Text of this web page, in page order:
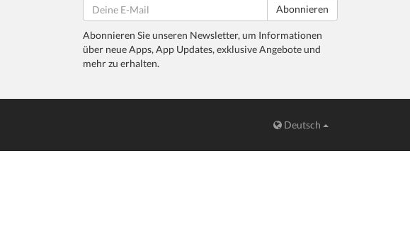
Abonnieren
Abonnieren Sie unseren Newsletter, um Informationen
über neue Apps, App Updates, exklusive Angebote und
mehr zu erhalten.
Deutsch